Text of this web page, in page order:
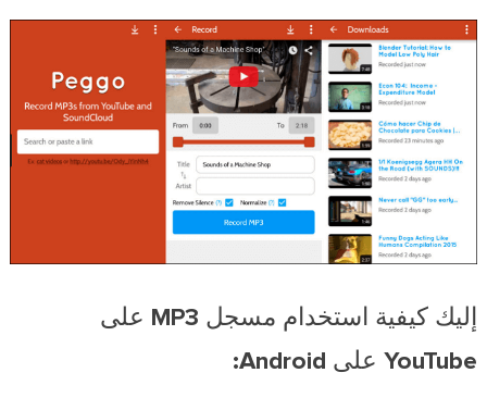
إليك كيفية استخدام مسجل MP3 على
YouTube على Android: